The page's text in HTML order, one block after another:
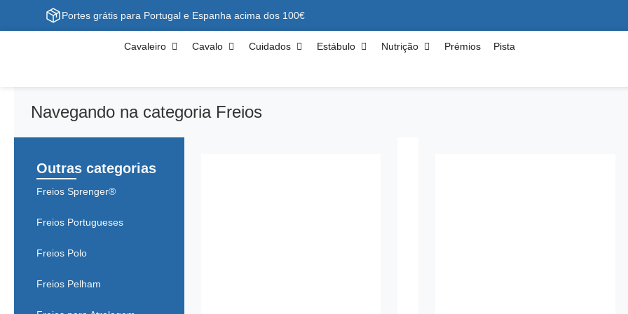
Portes grátis para Portugal e Espanha acima dos 100€
Cavaleiro Cavalo Cuidados Estábulo Nutrição Prémios Pista
Navegando na categoria Freios
Outras categorias
Freios Sprenger®
Freios Portugueses
Freios Polo
Freios Pelham